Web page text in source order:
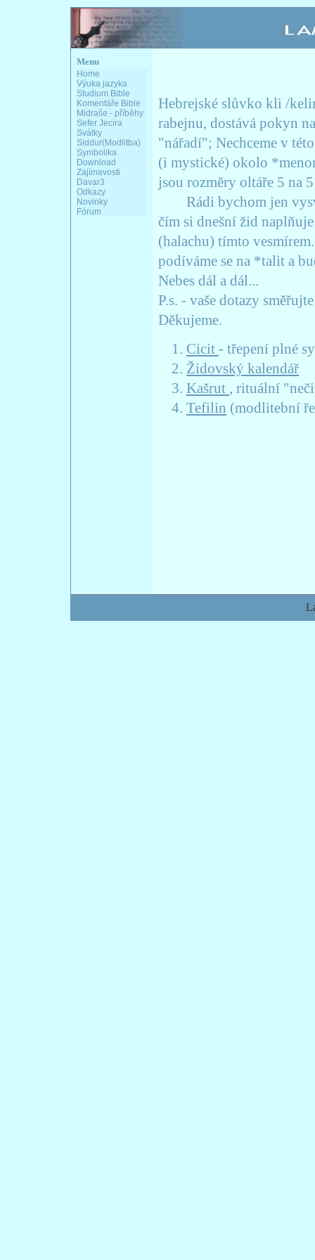
Menu
Home
Výuka jazyka
Studium Bible
Komentáře Bible
Midraše - příběhy
Sefer Jecira
Svátky
Siddur(Modlitba)
Symbolika
Download
Zajímavosti
Davar3
Odkazy
Novinky
Fórum
Hebrejské slůvko kli /
rabejnu, dostává pokyn
"nářadí"; Nechceme v
(i mystické) okolo
jsou rozměry oltáře 5 na
Rádi bychom jen
čím si dnešní žid
(halachu) tímto
podíváme se na *talit a
Nebes dál a dál...
P.s. - vaše dotazy
Děkujeme.
Cicit - třepení plné
Židovský kalendář
Kašrut , rituální
Tefilin (modlitební